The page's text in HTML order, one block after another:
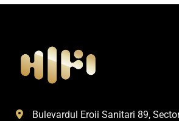
Bulevardul Eroii Sanitari 89,